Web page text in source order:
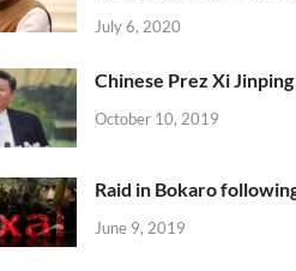
July 6, 2020
Chinese Prez Xi
October 10, 2019
Raid in Bokaro
June 9, 2019